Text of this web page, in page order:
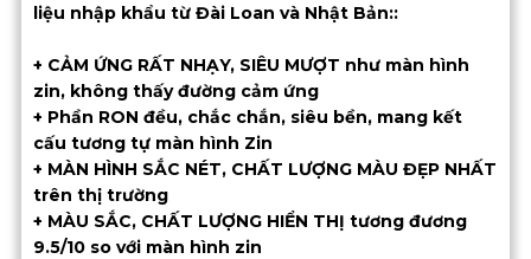
liệu nhập khẩu từ Đài Loan và Nhật Bản::
+ CẢM ỨNG RẤT NHẠY, SIÊU MƯỢT như màn hình
zin, không thấy đường cảm ứng
+ Phần RON đều, chắc chắn, siêu bền, mang kết
cấu tương tự màn hình Zin
+ MÀN HÌNH SẮC NÉT, CHẤT LƯỢNG MÀU ĐẸP NHẤT
trên thị trường
+ MÀU SẮC, CHẤT LƯỢNG HIỂN THỊ tương đương
9.5/10 so với màn hình zin